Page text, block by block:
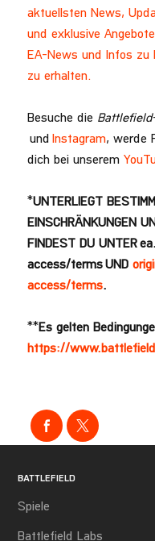
aktuellsten News,
und exklusive
EA-News und Infos zu
zu erhalten.
Besuche die Battlefield
und
Instagram, werde
dich bei unserem
*UNTERLIEGT
EINSCHRÄNKUNGEN
FINDEST DU UNTER
access/terms UND
access/terms.
**Es gelten
https://